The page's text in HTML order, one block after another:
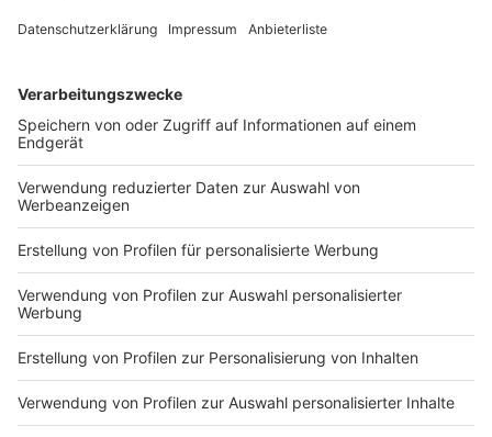
29.07.2026 22:00 / 2min